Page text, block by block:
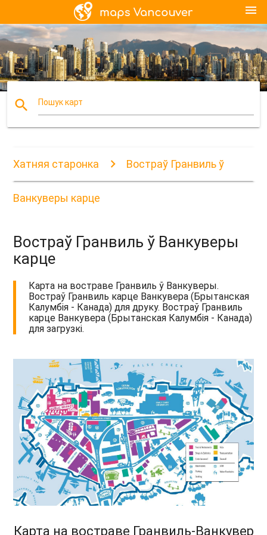
menu
search Пошук карт
Хатняя старонка Востраў Гранвиль ў
Ванкуверы карце
Востраў Гранвиль ў Ванкуверы
карце
Карта на востраве Гранвиль ў Ванкуверы.
Востраў Гранвиль карце Ванкувера (Брытанская
Калумбія - Канада) для друку. Востраў Гранвиль
карце Ванкувера (Брытанская Калумбія - Канада)
для загрузкі.
Карта на востраве Гранвиль-Ванкувер